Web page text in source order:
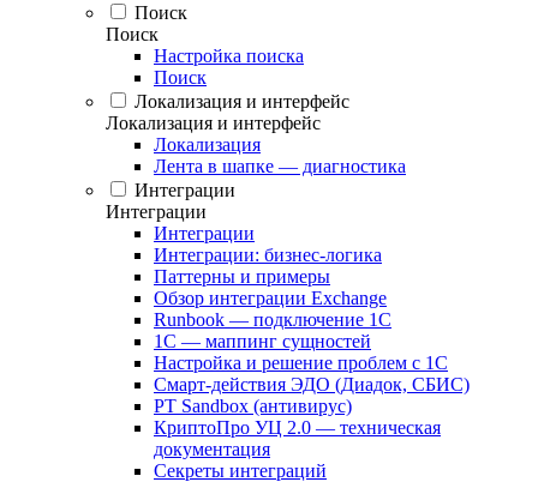
Поиск
Поиск
Настройка поиска
Поиск
Локализация и интерфейс
Локализация и интерфейс
Локализация
Лента в шапке — диагностика
Интеграции
Интеграции
Интеграции
Интеграции: бизнес-логика
Паттерны и примеры
Обзор интеграции Exchange
Runbook — подключение 1С
1С — маппинг сущностей
Настройка и решение проблем с 1С
Смарт-действия ЭДО (Диадок, СБИС)
PT Sandbox (антивирус)
КриптоПро УЦ 2.0 — техническая
документация
Секреты интеграций